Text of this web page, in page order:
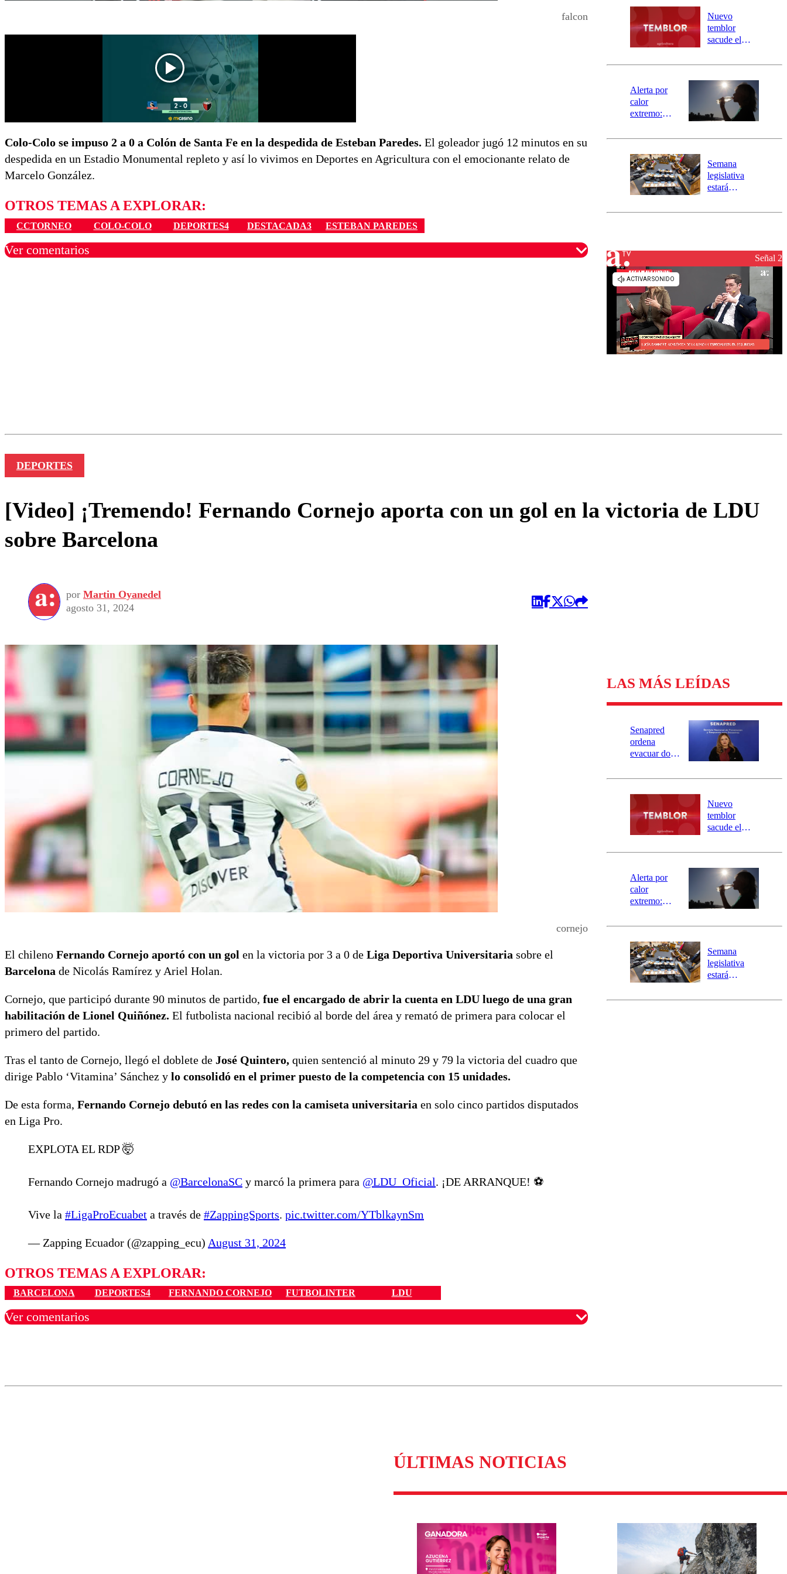
falcon
Colo-Colo se impuso 2 a 0 a Colón de Santa Fe en la despedida de Esteban Paredes. El goleador jugó 12 minutos en su
despedida en un Estadio Monumental repleto y así lo vivimos en Deportes en Agricultura con el emocionante relato de
Marcelo González.
OTROS TEMAS A EXPLORAR:
CCTORNEO COLO-COLO DEPORTES4 DESTACADA3 ESTEBAN PAREDES
Ver comentarios
río Damas:
activa
mensajería
SAE
Nuevo
temblor
sacude el
revisa la
epicentro
Alerta por
calor
extremo:
activa Alerta
Preventiva en
tres comunas
Semana
legislativa
estará
el fin de la
reconstrucciónSeñal 2
DEPORTES
[Video] ¡Tremendo! Fernando Cornejo aporta con un gol en la victoria de LDU
sobre Barcelona
por Martin Oyanedel
agosto 31, 2024
cornejo
El chileno Fernando Cornejo aportó con un gol en la victoria por 3 a 0 de Liga Deportiva Universitaria sobre el
Barcelona de Nicolás Ramírez y Ariel Holan.
Cornejo, que participó durante 90 minutos de partido, fue el encargado de abrir la cuenta en LDU luego de una gran
habilitación de Lionel Quiñónez. El futbolista nacional recibió al borde del área y remató de primera para colocar el
primero del partido.
Tras el tanto de Cornejo, llegó el doblete de José Quintero, quien sentenció al minuto 29 y 79 la victoria del cuadro que
dirige Pablo ‘Vitamina’ Sánchez y lo consolidó en el primer puesto de la competencia con 15 unidades.
De esta forma, Fernando Cornejo debutó en las redes con la camiseta universitaria en solo cinco partidos disputados
en Liga Pro.
EXPLOTA EL RDP 🤯
Fernando Cornejo madrugó a @BarcelonaSC y marcó la primera para @LDU_Oficial. ¡DE ARRANQUE! ⚽️
Vive la #LigaProEcuabet a través de #ZappingSports. pic.twitter.com/YTblkaynSm
— Zapping Ecuador (@zapping_ecu) August 31, 2024
OTROS TEMAS A EXPLORAR:
BARCELONA DEPORTES4 FERNANDO CORNEJO FUTBOLINTER LDU
Ver comentarios
LAS MÁS LEÍDAS
Senapred
ordena
evacuar dos
Carahue por
río Damas:
activa
mensajería
SAE
Nuevo
temblor
sacude el
revisa la
epicentro
Alerta por
calor
extremo:
activa Alerta
Preventiva en
tres comunas
Semana
legislativa
estará
el fin de la
ÚLTIMAS NOTICIAS